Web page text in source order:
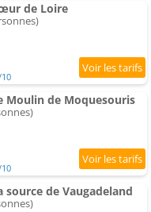
de Loire
Moulin de Moquesouris
de Vaugadeland